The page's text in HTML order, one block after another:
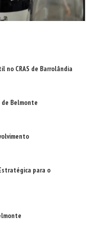
no CRAS de Barrolândia
de Belmonte
para o